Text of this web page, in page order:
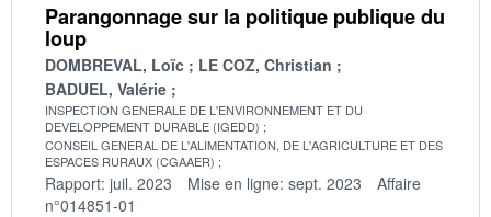
Parangonnage sur la politique publique du
loup
DOMBREVAL, Loïc
LE COZ, Christian
BADUEL, Valérie
INSPECTION GENERALE DE L'ENVIRONNEMENT ET DU
DEVELOPPEMENT DURABLE (IGEDD)
CONSEIL GENERAL DE L'ALIMENTATION, DE L'AGRICULTURE ET DES
ESPACES RURAUX (CGAAER)
Rapport: juil. 2023 Mise en ligne: sept. 2023
Affaire
n°014851-01